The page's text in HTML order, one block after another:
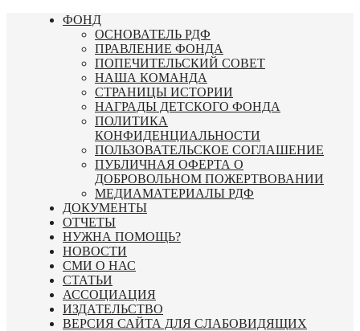
Перейти
ФОНД
ОСНОВАТЕЛЬ РДФ
ПРАВЛЕНИЕ ФОНДА
ПОПЕЧИТЕЛЬСКИЙ СОВЕТ
НАША КОМАНДА
СТРАНИЦЫ ИСТОРИИ
НАГРАДЫ ДЕТСКОГО ФОНДА
ПОЛИТИКА
КОНФИДЕНЦИАЛЬНОСТИ
ПОЛЬЗОВАТЕЛЬСКОЕ СОГЛАШЕНИЕ
ПУБЛИЧНАЯ ОФЕРТА О
ДОБРОВОЛЬНОМ ПОЖЕРТВОВАНИИ
МЕДИАМАТЕРИАЛЫ РДФ
ДОКУМЕНТЫ
ОТЧЕТЫ
НУЖНА ПОМОЩЬ?
НОВОСТИ
СМИ О НАС
СТАТЬИ
АССОЦИАЦИЯ
ИЗДАТЕЛЬСТВО
ВЕРСИЯ САЙТА ДЛЯ СЛАБОВИДЯЩИХ